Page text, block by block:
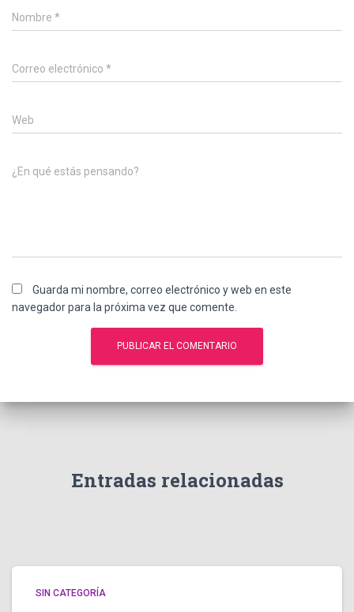
Nombre *
Correo electrónico *
Web
¿En qué estás pensando?
Guarda mi nombre, correo electrónico y web en este
navegador para la próxima vez que comente.
Entradas relacionadas
SIN CATEGORÍA